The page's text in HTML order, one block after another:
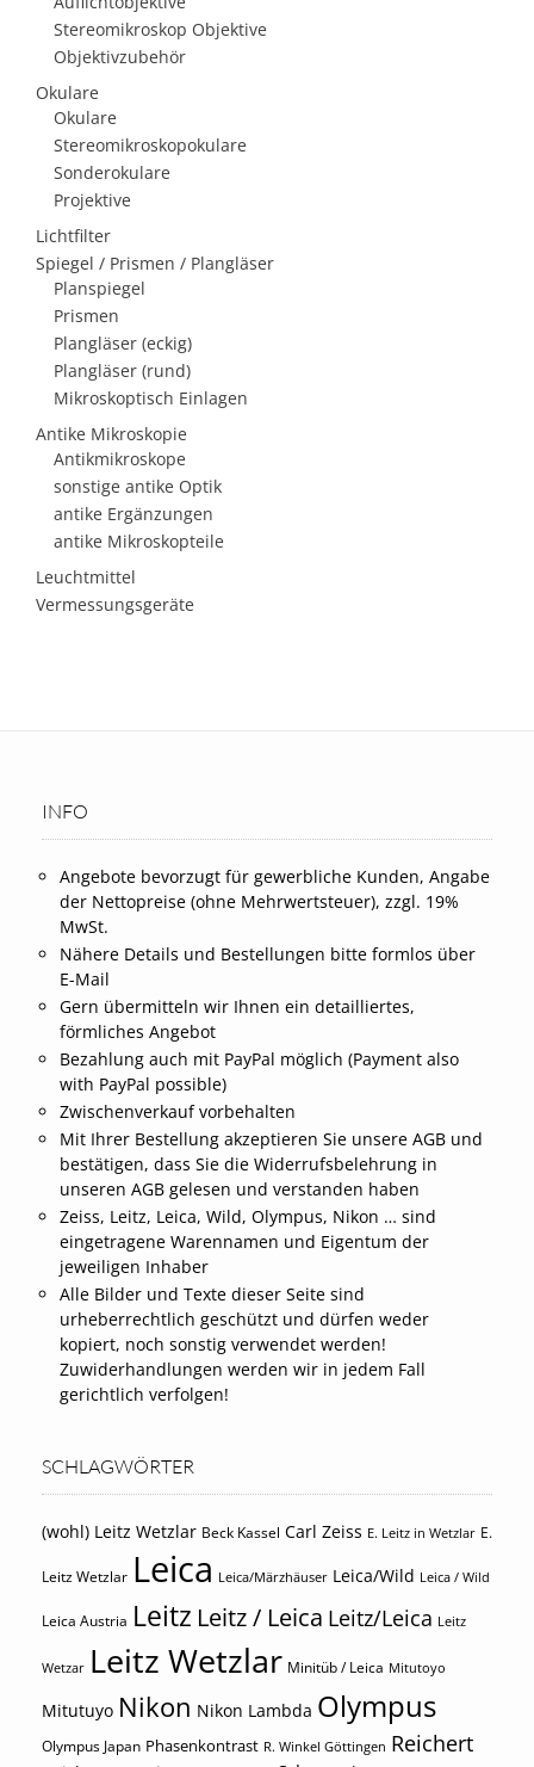
Stereomikroskop Objektive
Objektivzubehör
Okulare
Okulare
Stereomikroskopokulare
Sonderokulare
Projektive
Lichtfilter
Spiegel / Prismen / Plangläser
Planspiegel
Prismen
Plangläser (eckig)
Plangläser (rund)
Mikroskoptisch Einlagen
Antike Mikroskopie
Antikmikroskope
sonstige antike Optik
antike Ergänzungen
antike Mikroskopteile
Leuchtmittel
Vermessungsgeräte
INFO
Angebote bevorzugt für gewerbliche Kunden, Angabe
der Nettopreise (ohne Mehrwertsteuer), zzgl. 19%
MwSt.
Nähere Details und Bestellungen bitte formlos über
E-Mail
Gern übermitteln wir Ihnen ein detailliertes,
förmliches Angebot
Bezahlung auch mit PayPal möglich (Payment also
with PayPal possible)
Zwischenverkauf vorbehalten
Mit Ihrer Bestellung akzeptieren Sie unsere AGB und
bestätigen, dass Sie die Widerrufsbelehrung in
unseren AGB gelesen und verstanden haben
Zeiss, Leitz, Leica, Wild, Olympus, Nikon … sind
eingetragene Warennamen und Eigentum der
jeweiligen Inhaber
Alle Bilder und Texte dieser Seite sind
urheberrechtlich geschützt und dürfen weder
kopiert, noch sonstig verwendet werden!
Zuwiderhandlungen werden wir in jedem Fall
gerichtlich verfolgen!
SCHLAGWÖRTER
(wohl) Leitz Wetzlar Beck Kassel Carl Zeiss E. Leitz in Wetzlar E.
Leitz Wetzlar Leica Leica/Märzhäuser Leica/Wild Leica / Wild
Leica Austria Leitz Leitz / Leica Leitz/Leica Leitz
Wetzar Leitz Wetzlar Minitüb / Leica Mitutoyo
Mitutuyo Nikon Nikon Lambda Olympus
Olympus Japan Phasenkontrast R. Winkel Göttingen Reichert